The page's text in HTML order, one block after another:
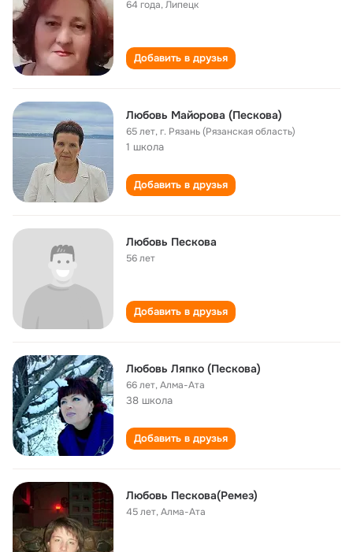
64 года,Липецк
Добавить в друзья
Любовь Майорова (Пескова)
65 лет,г. Рязань (Рязанская область)
1 школа
Добавить в друзья
Любовь Пескова
56 лет
Добавить в друзья
Любовь Ляпко (Пескова)
66 лет,Алма-Ата
38 школа
Добавить в друзья
Любовь Пескова(Ремез)
45 лет,Алма-Ата